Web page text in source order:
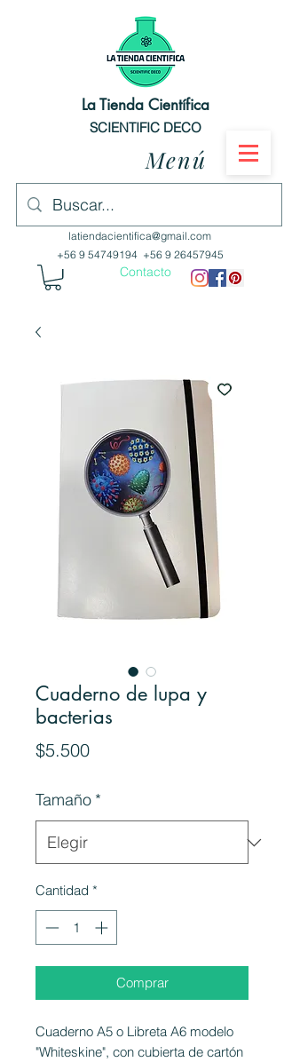
La Tienda Científica
SCIENTIFIC DECO
Menú
latiendacientifica@gmail.com
+56 9 54749194 +56 9 26457945
Contacto
Cuaderno de lupa y
bacterias
$5.500Precio
Tamaño *
Cantidad *
Comprar
Cuaderno A5 o Libreta A6 modelo
"Whiteskine", con cubierta de cartón